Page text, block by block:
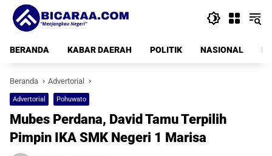
Langsung
konten
BERANDA
KABAR DAERAH POLITIK NASIONAL
Beranda Advertorial
Advertorial Pohuwato
Mubes Perdana, David Tamu Terpilih
Pimpin IKA SMK Negeri 1 Marisa